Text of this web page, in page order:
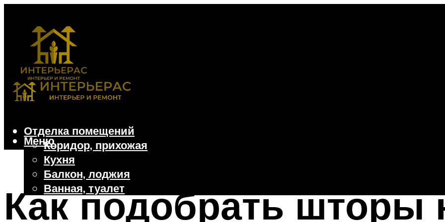
Отделка помещений
Коридор, прихожая
Кухня
Балкон, лоджия
Ванная, туалет
Дачные и частные дома
Отделочные материалы
Меню
Как подобрать шторы